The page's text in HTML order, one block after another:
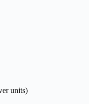
units)